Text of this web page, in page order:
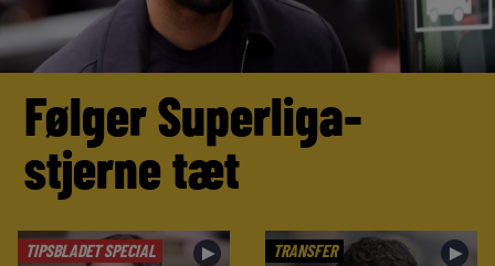
Følger Superliga-
stjerne tæt
TIPSBLADET SPECIAL ► TRANSFER ►